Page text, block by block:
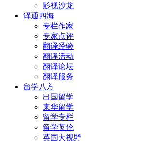
影视沙龙
译通四海
专栏作家
专家点评
翻译经验
翻译活动
翻译论坛
翻译服务
留学八方
出国留学
来华留学
留学专栏
留学英伦
英国大视野